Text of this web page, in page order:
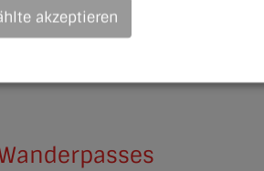
Rundweg Treffpunkt: Parkplatz
Aussichtspunkt am ...
akzeptieren